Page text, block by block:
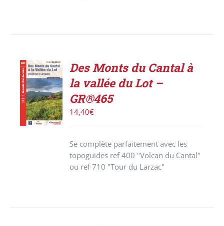
ACHETER
LE
PRODUIT
/
DÉTAILS
Des Monts du Cantal à
la vallée du Lot –
GR®465
14,40€
Se complète parfaitement avec les
topoguides ref 400 "Volcan du Cantal"
ou ref 710 "Tour du Larzac"